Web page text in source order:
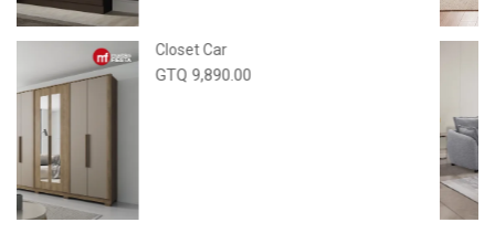
Closet Car
GTQ 9,890.00